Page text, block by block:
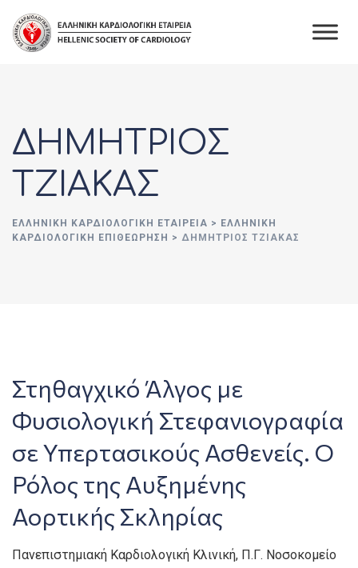
content
ΔΗΜΗΤΡΙΟΣ
ΤΖΙΑΚΑΣ
ΕΛΛΗΝΙΚΉ ΚΑΡΔΙΟΛΟΓΙΚΉ ΕΤΑΙΡΕΊΑ > ΕΛΛΗΝΙΚΗ
ΚΑΡΔΙΟΛΟΓΙΚΗ ΕΠΙΘΕΩΡΗΣΗ > ΔΗΜΗΤΡΙΟΣ ΤΖΙΑΚΑΣ
Στηθαγχικό Άλγος με
Φυσιολογική Στεφανιογραφία
σε Υπερτασικούς Ασθενείς. Ο
Ρόλος της Αυξημένης
Αορτικής Σκληρίας
Πανεπιστημιακή Καρδιολογική Κλινική, Π.Γ. Νοσοκομείο